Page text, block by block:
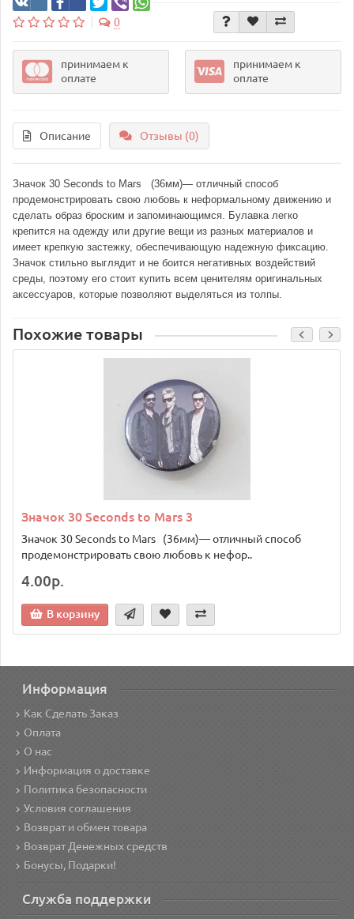
0
принимаем к
оплате
принимаем к
оплате
Описание Отзывы (0)
Значок 30 Seconds to Mars (36мм)— отличный способ
продемонстрировать свою любовь к неформальному движению и
сделать образ броским и запоминающимся. Булавка легко
крепится на одежду или другие вещи из разных материалов и
имеет крепкую застежку, обеспечивающую надежную фиксацию.
Значок стильно выглядит и не боится негативных воздействий
среды, поэтому его стоит купить всем ценителям оригинальных
аксессуаров, которые позволяют выделяться из толпы.
Похожие товары
Значок 30 Seconds to Mars 3
Значок 30 Seconds to Mars (36мм)— отличный способ
продемонстрировать свою любовь к нефор..
4.00р.
В корзину
Информация
Как Сделать Заказ
Оплата
О нас
Информация о доставке
Политика безопасности
Условия соглашения
Возврат и обмен товара
Возврат Денежных средств
Бонусы, Подарки!
Служба поддержки